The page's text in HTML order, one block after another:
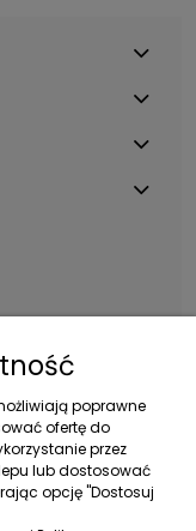
poprawne
ofertę do
przez
lub dostosować
opcję "Dostosuj